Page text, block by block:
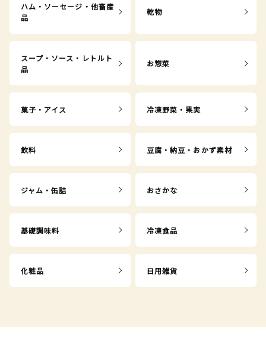
ハム・ソーセージ・他畜産
品
乾物
スープ・ソース・レトルト
品
お惣菜
菓子・アイス 冷凍野菜・果実
飲料 豆腐・納豆・おかず素材
ジャム・缶詰 おさかな
基礎調味料 冷凍食品
化粧品 日用雑貨